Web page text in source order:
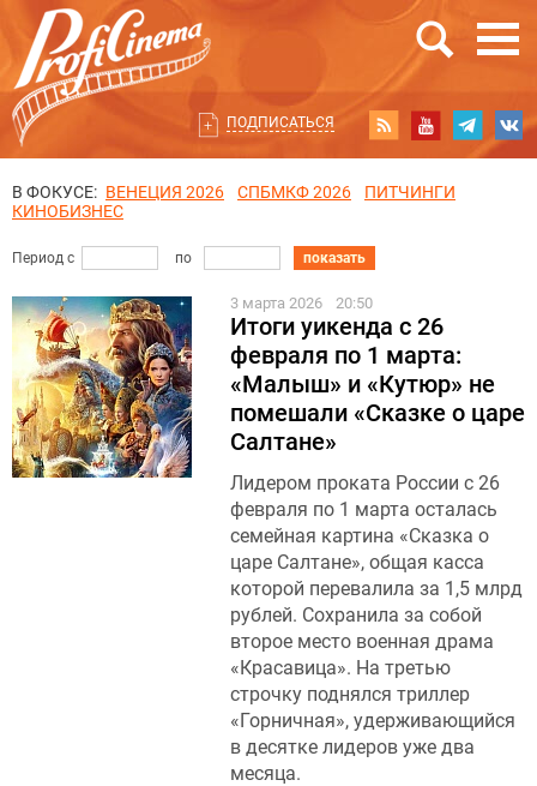
ПОДПИСАТЬСЯ
В ФОКУСЕ: ВЕНЕЦИЯ 2026 СПБМКФ 2026
ПИТЧИНГИ
КИНОБИЗНЕС
Период с по показать
3 марта 2026 20:50
Итоги уикенда с 26
февраля по 1 марта:
«Малыш» и «Кутюр» не
помешали «Сказке о царе
Салтане»
Лидером проката России с 26
февраля по 1 марта осталась
семейная картина «Сказка о
царе Салтане», общая касса
которой перевалила за 1,5 млрд
рублей. Сохранила за собой
второе место военная драма
«Красавица». На третью
строчку поднялся триллер
«Горничная», удерживающийся
в десятке лидеров уже два
месяца.